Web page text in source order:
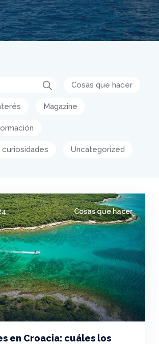
Cosas que hacer
Magazine
Uncategorized
Cosas que hacer
en Croacia: cuáles los